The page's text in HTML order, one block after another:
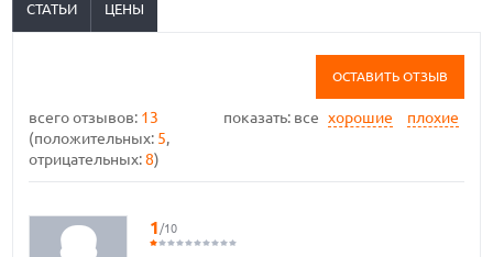
СТАТЬИ ЦЕНЫ
ОСТАВИТЬ ОТЗЫВ
показать: все хорошие плохие
всего отзывов: 13
(положительных: 5,
отрицательных:8)
1/10